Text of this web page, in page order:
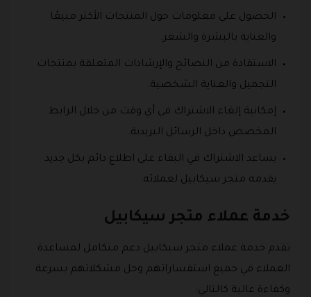
الحصول على معلومات حول المنتجات الأكثر مبيعًا
والعناية بالبشرة والشعر.
الاستفادة من النصائح والإرشادات المتعلقة بمنتجات
التجميل والعناية الشخصية.
إمكانية إلغاء الاشتراك في أي وقت من خلال الرابط
المخصص داخل الرسائل البريدية.
يساعد الاشتراك في البقاء على اطلاع دائم بكل جديد
يقدمه متجر سيكابيل لعملائه.
خدمة عملاء متجر سيكابيل
تقدم خدمة عملاء متجر سيكابيل دعم متكامل لمساعدة
العملاء في جميع استفساراتهم وحل مشكلاتهم بسرعة
وكفاءة عالية كالتالي: